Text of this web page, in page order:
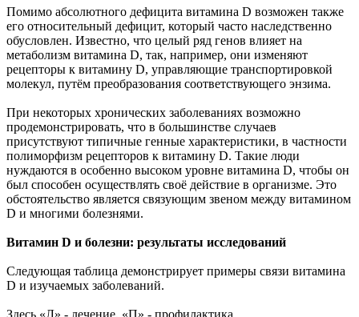
Помимо абсолютного дефицита витамина D возможен также
его относительный дефицит, который часто наследственно
обусловлен. Известно, что целый ряд генов влияет на
метаболизм витамина D, так, например, они изменяют
рецепторы к витамину D, управляющие транспортировкой
молекул, путём преобразования соответствующего энзима.
При некоторых хронических заболеваниях возможно
продемонстрировать, что в большинстве случаев
присутствуют типичные генные характеристики, в частности
полиморфизм рецепторов к витамину D. Такие люди
нуждаются в особенно высоком уровне витамина D, чтобы он
был способен осуществлять своё действие в организме. Это
обстоятельство является связующим звеном между витамином
D и многими болезнями.
Витамин D и болезни: результаты исследований
Следующая таблица демонстрирует примеры связи витамина
D и изучаемых заболеваний.